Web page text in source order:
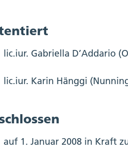
lic.iur. Gabriella D’Addario
lic.iur. Karin Hänggi
auf 1. Januar 2008 in Kraft